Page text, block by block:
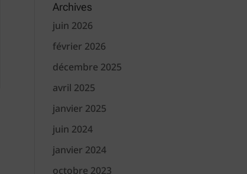
Archives
juin 2026
février 2026
décembre 2025
avril 2025
janvier 2025
juin 2024
janvier 2024